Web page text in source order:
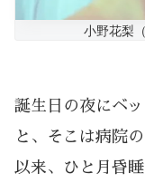
小野花梨
誕生日の夜にベ
と、そこは病院
以来、ひと月昏